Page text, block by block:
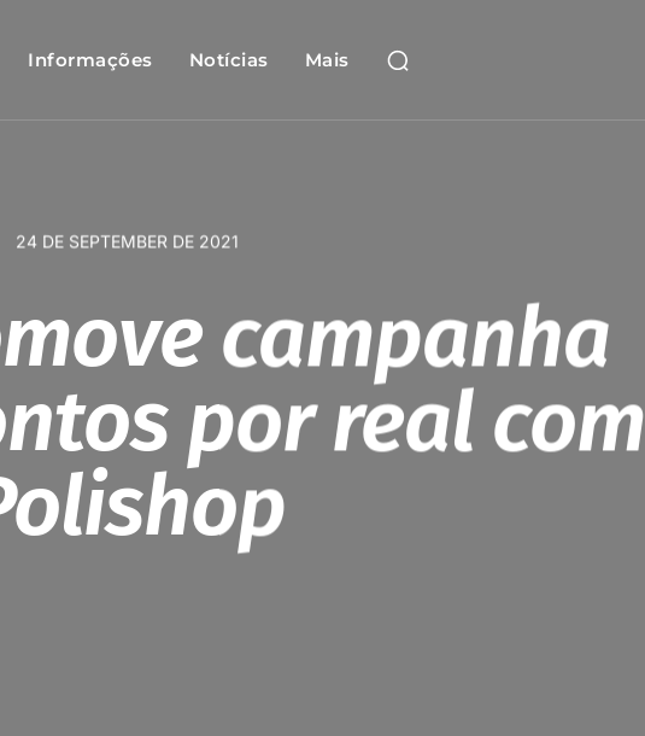
Informações Notícias Mais
24 DE SEPTEMBER DE 2021
campanha
por real com